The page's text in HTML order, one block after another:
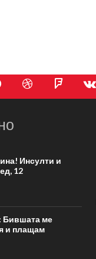
Инсулти и
12
Бившата ме
и плащам